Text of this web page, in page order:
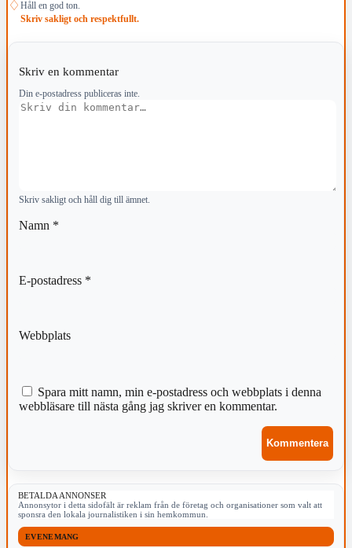
♢ Håll en god ton.
Skriv sakligt och respektfullt.
Skriv en kommentar
Din e-postadress publiceras inte.
Kommentar
Skriv sakligt och håll dig till ämnet.
Namn *
E-postadress *
Webbplats
Spara mitt namn, min e-postadress och webbplats i denna
webbläsare till nästa gång jag skriver en kommentar.
BETALDA ANNONSER
Annonsytor i detta sidofält är reklam från de företag och organisationer som valt att
sponsra den lokala journalistiken i sin hemkommun.
EVENEMANG